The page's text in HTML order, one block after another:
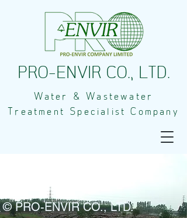
PRO-ENVIR CO., LTD.
Water & Wastewater
Treatment Specialist Company
© PRO-ENVIR CO., LTD.